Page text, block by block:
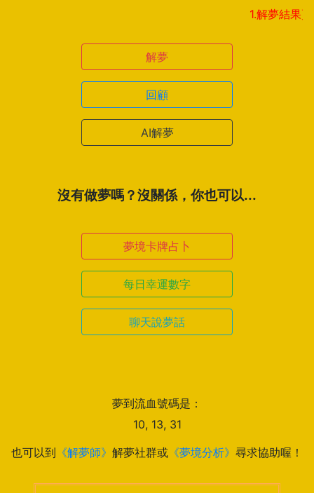
1.解夢結果頁新增見
解夢
回顧
AI解夢
沒有做夢嗎？沒關係，你也可以...
夢境卡牌占卜
每日幸運數字
聊天說夢話
夢到流血號碼是：
10, 13, 31
也可以到 《解夢師》 解夢社群或 《夢境分析》 尋求協助喔！